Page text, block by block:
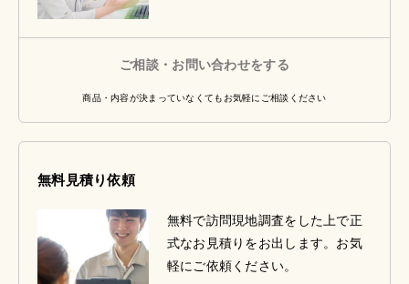
ご相談・お問い合わせをする
商品・内容が決まっていなくてもお気軽にご相談ください
無料見積り依頼
無料で訪問現地調査をした上で正
式なお見積りをお出します。お気
軽にご依頼ください。